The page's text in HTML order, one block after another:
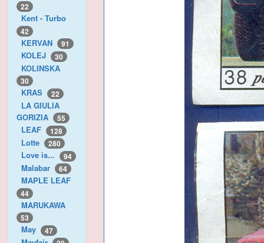
22
Kent - Turbo
42
KERVAN 91
KOLEJ 30
KOLINSKA
30
KRAS 22
LA GIULIA
GORIZIA
55
LEAF 128
Lotte 280
Love is... 94
Malabar 64
MAPLE LEAF
44
MARUKAWA
53
May 47